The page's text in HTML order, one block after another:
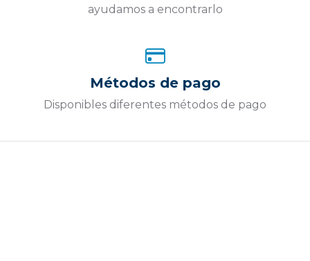
ayudamos a encontrarlo
Métodos de pago
Disponibles diferentes métodos de pago